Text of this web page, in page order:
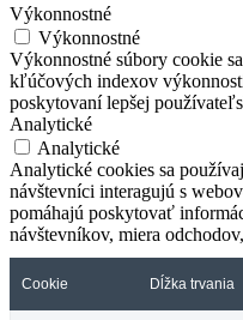
Výkonnostné
Výkonnostné
Výkonnostné súbory cookie
kľúčových indexov
poskytovaní lepšej
Analytické
Analytické
Analytické cookies sa
návštevníci interagujú s
pomáhajú poskytovať
návštevníkov, miera
Cookie Dĺžka trvania